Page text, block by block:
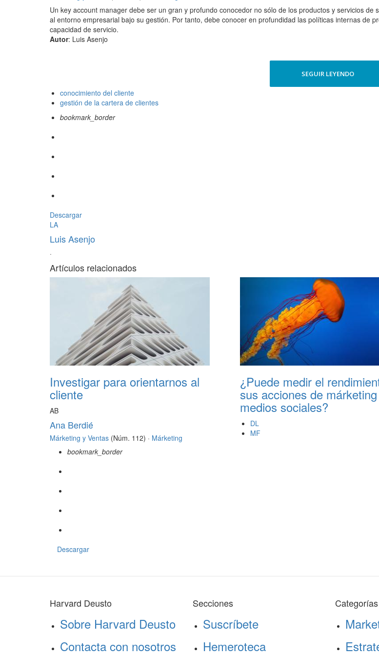
Un key account manager debe ser un gran y profundo conocedor no sólo de los productos y servicios
al entorno empresarial bajo su gestión. Por tanto, debe conocer en profundidad las políticas internas de
capacidad de servicio.
Autor: Luis Asenjo
SEGUIR LEYENDO
conocimiento del cliente
gestión de la cartera de clientes
bookmark_border
Descargar
LA
Luis Asenjo
·
Artículos relacionados
Investigar para orientarnos al
cliente
AB
Ana Berdié
Márketing y Ventas (Núm. 112) · Márketing
¿Puede medir el
sus acciones de
medios sociales?
DL
MF
bookmark_border
Descargar
Harvard Deusto
Sobre Harvard Deusto
Contacta con nosotros
Secciones
Suscríbete
Hemeroteca
Categorías